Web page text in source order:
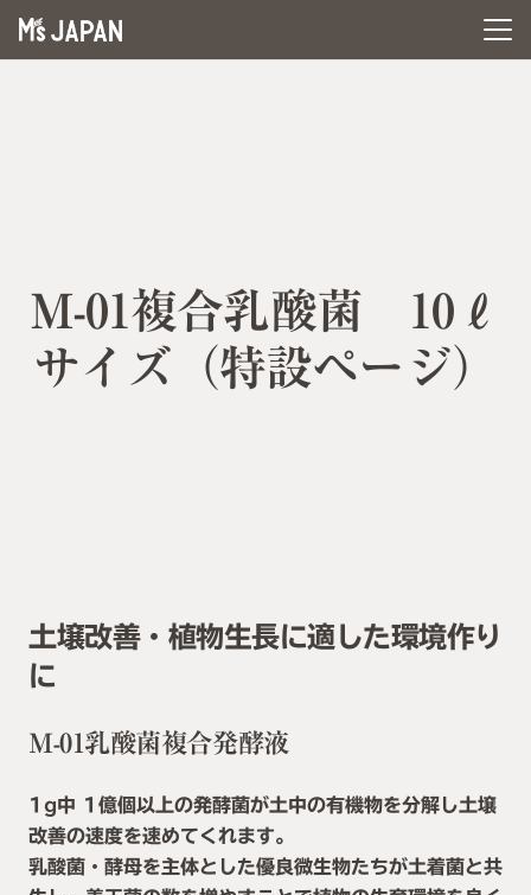
M-01複合乳酸菌 10ℓ
サイズ（特設ページ）
土壌改善・植物生長に適した環境作り
に
M-01乳酸菌複合発酵液
1g中 1億個以上の発酵菌が土中の有機物を分解し土壌
改善の速度を速めてくれます。
乳酸菌・酵母を主体とした優良微生物たちが土着菌と共